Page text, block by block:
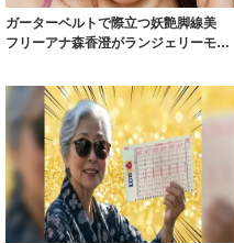
ガーターベルトで際立つ妖艶脚線美
フリーアナ森香澄がランジェリーモデ